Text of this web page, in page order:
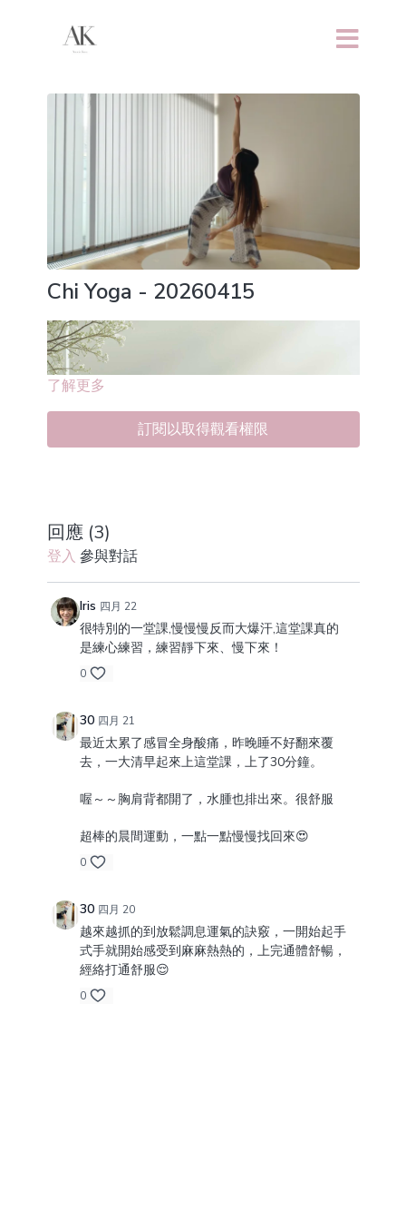
Chi Yoga - 20260415
了解更多
訂閱以取得觀看權限
回應 (3)
登入 參與對話
Iris 四月 22
很特別的一堂課,慢慢慢反而大爆汗,這堂課真的
是練心練習，練習靜下來、慢下來！
0
30 四月 21
最近太累了感冒全身酸痛，昨晚睡不好翻來覆
去，一大清早起來上這堂課，上了30分鐘。
喔～～胸肩背都開了，水腫也排出來。很舒服
超棒的晨間運動，一點一點慢慢找回來😍
0
30 四月 20
越來越抓的到放鬆調息運氣的訣竅，一開始起手
式手就開始感受到麻麻熱熱的，上完通體舒暢，
經絡打通舒服😌
0